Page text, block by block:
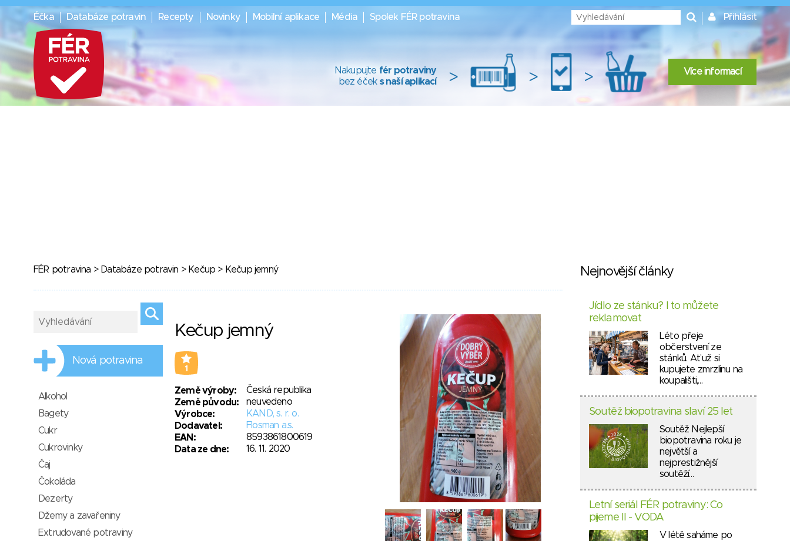
Éčka Databáze potravin Recepty Novinky Mobilní aplikace Média Spolek FÉR potravina Přihlásit
Nakupujte fér potraviny
bez éček s naší aplikací > > > Více informací
FÉR potravina > Databáze potravin > Kečup > Kečup jemný
Kečup jemný
1
Země výroby:
Česká republika
Země původu:
neuvedeno
Výrobce:
KAND, s. r. o.
Dodavatel:
Flosman a.s.
EAN:
8593861800619
Data ze dne:
16. 11. 2020
Nová potravina
Alkohol
Bagety
Cukr
Cukrovinky
Čaj
Čokoláda
Dezerty
Džemy a zavařeniny
Extrudované potraviny
Nejnovější články
Jídlo ze stánku? I to můžete
reklamovat
Léto přeje
občerstvení ze
stánků. Ať už si
kupujete zmrzlinu na
koupališti,…
Soutěž biopotravina slaví 25 let
Soutěž Nejlepší
biopotravina roku je
největší a
nejprestižnější
soutěží…
Letní seriál FÉR potraviny: Co
pijeme II - VODA
V létě saháme po